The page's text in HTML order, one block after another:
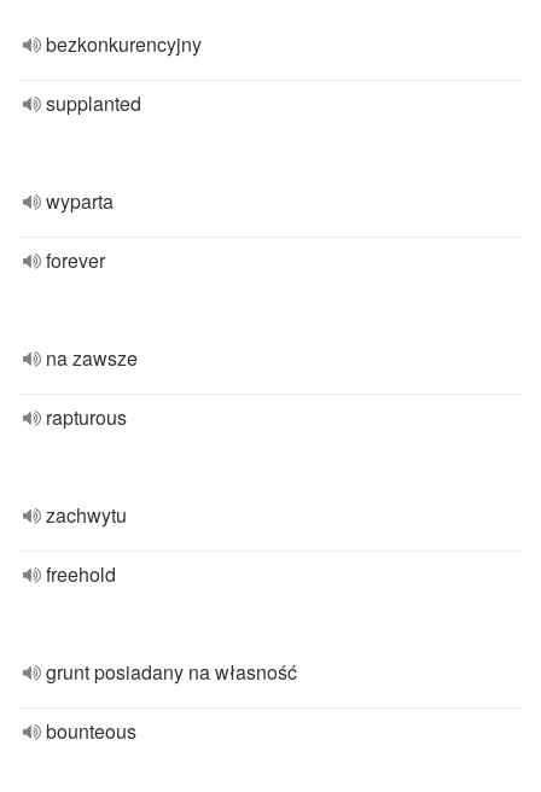
bezkonkurencyjny
supplanted
wyparta
forever
na zawsze
rapturous
zachwytu
freehold
grunt posiadany na własność
bounteous